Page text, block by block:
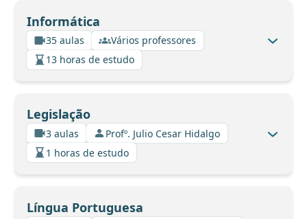
Informática
35 aulas
Vários professores
13 horas de estudo
Legislação
3 aulas
Profº. Julio Cesar Hidalgo
1 horas de estudo
Língua Portuguesa